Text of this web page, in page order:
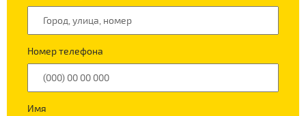
Номер телефона
Имя